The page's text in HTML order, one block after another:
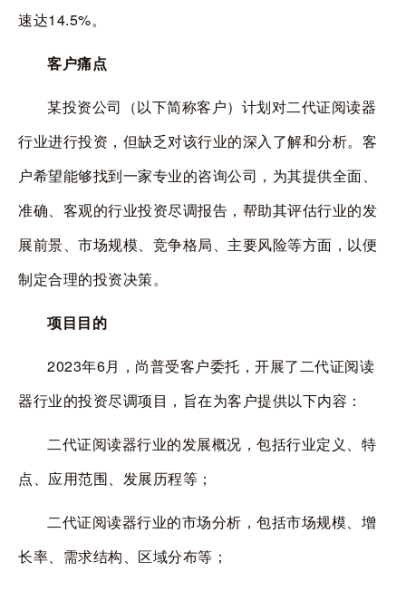
速达14.5%。
客户痛点
某投资公司（以下简称客户）计划对二代证阅读器
行业进行投资，但缺乏对该行业的深入了解和分析。客
户希望能够找到一家专业的咨询公司，为其提供全面、
准确、客观的行业投资尽调报告，帮助其评估行业的发
展前景、市场规模、竞争格局、主要风险等方面，以便
制定合理的投资决策。
项目目的
2023年6月，尚普受客户委托，开展了二代证阅读
器行业的投资尽调项目，旨在为客户提供以下内容：
二代证阅读器行业的发展概况，包括行业定义、特
点、应用范围、发展历程等；
二代证阅读器行业的市场分析，包括市场规模、增
长率、需求结构、区域分布等；